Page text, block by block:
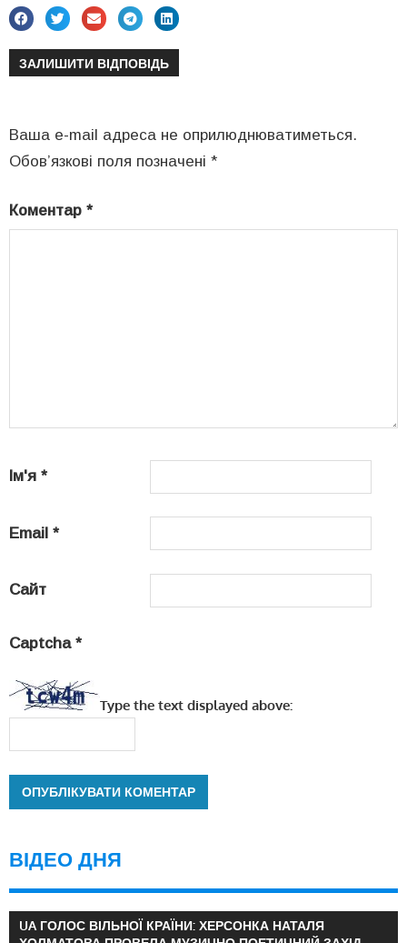
ЗАЛИШИТИ ВІДПОВІДЬ
Ваша e-mail адреса не оприлюднюватиметься.
Обов’язкові поля позначені *
Коментар *
Ім'я *
Email *
Сайт
Captcha *
Type the text displayed above:
ВІДЕО ДНЯ
UA ГОЛОС ВІЛЬНОЇ КРАЇНИ: ХЕРСОНКА НАТАЛЯ